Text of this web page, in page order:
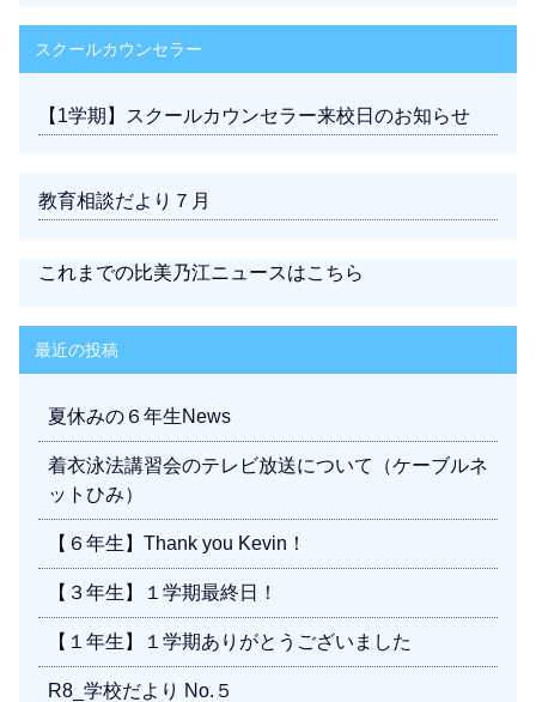
スクールカウンセラー
【1学期】スクールカウンセラー来校日のお知らせ
教育相談だより７月
これまでの比美乃江ニュースはこちら
最近の投稿
夏休みの６年生News
着衣泳法講習会のテレビ放送について（ケーブルネ
ットひみ）
【６年生】Thank you Kevin！
【３年生】１学期最終日！
【１年生】１学期ありがとうございました
R8_学校だより No.５